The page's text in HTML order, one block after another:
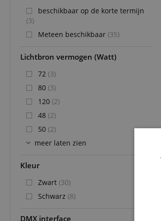
beschikbaar op de korte termijn
(3)
Meteen beschikbaar (35)
Lichtbron vermogen (Watt)
72 (3)
80 (3)
120 (2)
48 (2)
50 (2)
meer laten zien
Kleur
Zwart (30)
Schwarz (8)
DMX interface